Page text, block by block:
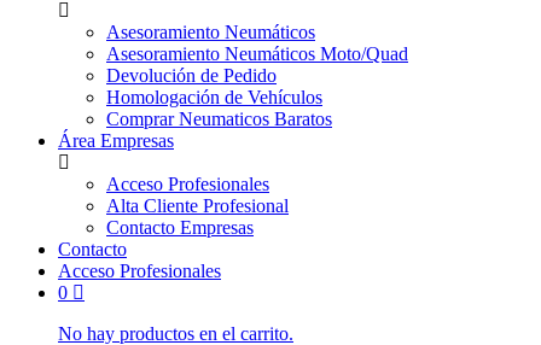
Asesoramiento Neumáticos
Asesoramiento Neumáticos Moto/Quad
Devolución de Pedido
Homologación de Vehículos
Comprar Neumaticos Baratos
Área Empresas
Acceso Profesionales
Alta Cliente Profesional
Contacto Empresas
Contacto
Acceso Profesionales
0
No hay productos en el carrito.